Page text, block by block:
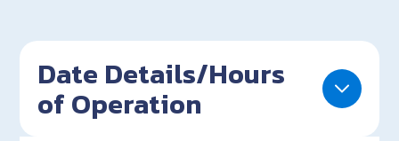
Date Details/Hours
of Operation